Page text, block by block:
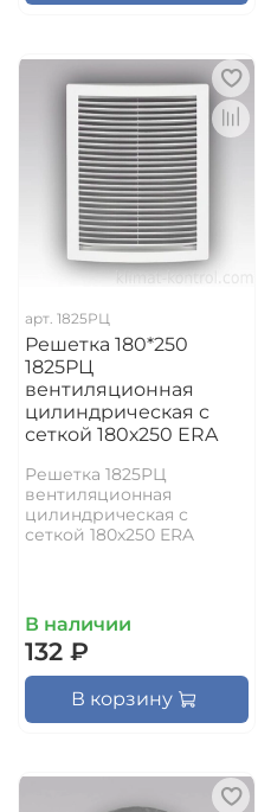
арт. 1825РЦ
Решетка 180*250
1825РЦ
вентиляционная
цилиндрическая с
сеткой 180х250 ERA
Решетка 1825РЦ
вентиляционная
цилиндрическая с
сеткой 180х250 ERA
В наличии
132 ₽
В корзину